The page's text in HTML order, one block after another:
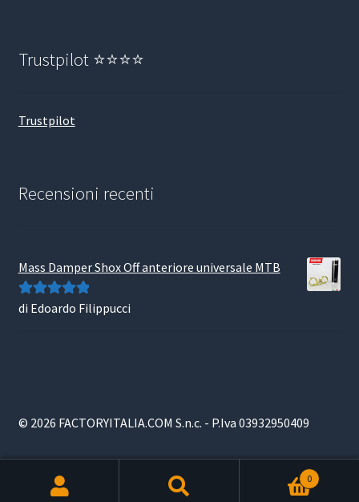
Trustpilot ⭐⭐⭐⭐
Trustpilot
Recensioni recenti
Mass Damper Shox Off anteriore universale MTB
Valutato5su
di Edoardo Filippucci
© 2026 FACTORYITALIA.COM S.n.c. - P.Iva 03932950409
Products
0